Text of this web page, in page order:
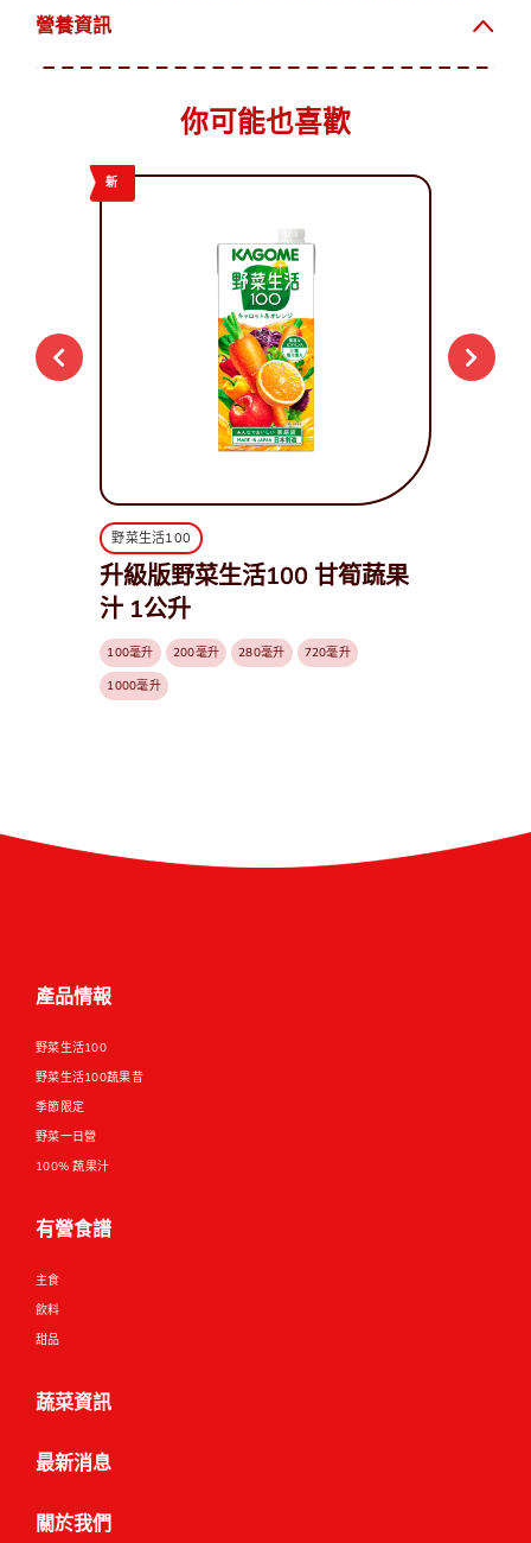
營養資訊
你可能也喜歡
新
野菜生活100
升級版野菜生活100 甘筍蔬果
汁 1公升
100毫升 200毫升 280毫升
720毫升
1000毫升
產品情報
野菜生活100
野菜生活100蔬果昔
季節限定
野菜一日營
100% 蔬果汁
有營食譜
主食
飲料
甜品
蔬菜資訊
最新消息
關於我們